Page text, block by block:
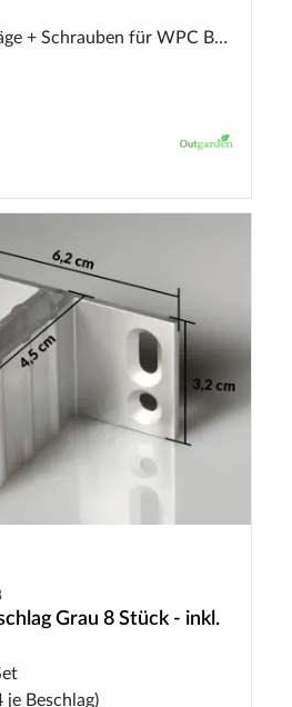
für WPC Bausatzzaun DIY
Grau 8 Stück - inkl.
je Beschlag)